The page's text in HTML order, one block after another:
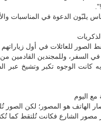
يلبّون الدعوة في المناسبات
الصور للعائلات في أول
في السفر، وللمجندين القادمين
كانت الوجوه تكبر وتشيخ عبر
مع اليوم
الهاتف هو المصور؛ لكن الصور
مصور الشارع فكانت تُلتقط كما